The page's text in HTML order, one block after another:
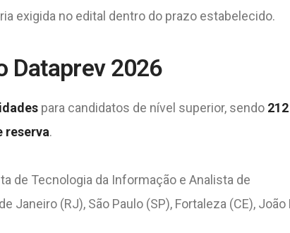
exigida no edital dentro do prazo estabelecido.
Dataprev 2026
para candidatos de nível superior, sendo
reserva.
de Tecnologia da Informação e Analista de
Janeiro (RJ), São Paulo (SP), Fortaleza (CE), João